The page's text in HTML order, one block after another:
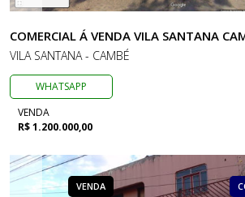
COMERCIAL Á VENDA VILA SANTANA
VILA SANTANA - CAMBÉ
WHATSAPP
VENDA
R$ 1.200.000,00
VENDA